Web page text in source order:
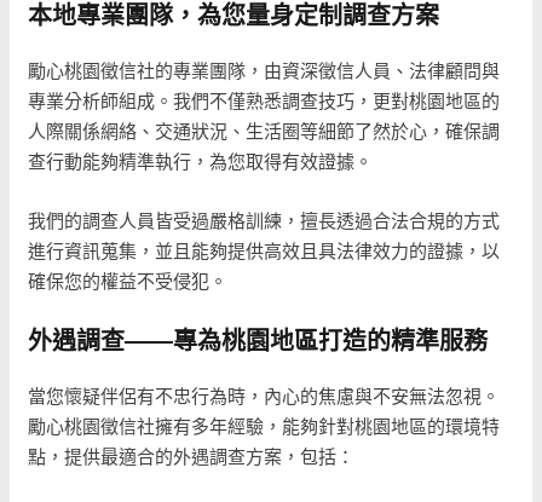
本地專業團隊，為您量身定制調查方案
勵心桃園徵信社的專業團隊，由資深徵信人員、法律顧問與
專業分析師組成。我們不僅熟悉調查技巧，更對桃園地區的
人際關係網絡、交通狀況、生活圈等細節了然於心，確保調
查行動能夠精準執行，為您取得有效證據。
我們的調查人員皆受過嚴格訓練，擅長透過合法合規的方式
進行資訊蒐集，並且能夠提供高效且具法律效力的證據，以
確保您的權益不受侵犯。
外遇調查——專為桃園地區打造的精準服務
當您懷疑伴侶有不忠行為時，內心的焦慮與不安無法忽視。
勵心桃園徵信社擁有多年經驗，能夠針對桃園地區的環境特
點，提供最適合的外遇調查方案，包括：